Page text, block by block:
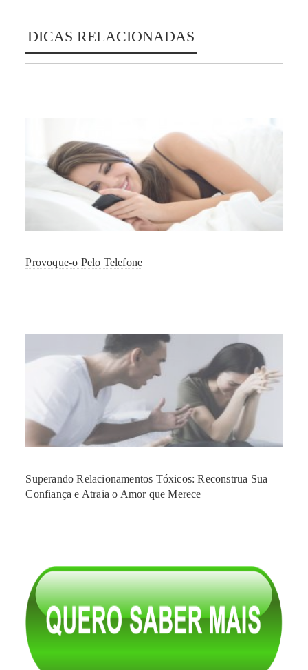
DICAS RELACIONADAS
Provoque-o Pelo Telefone
Superando Relacionamentos Tóxicos: Reconstrua Sua
Confiança e Atraia o Amor que Merece